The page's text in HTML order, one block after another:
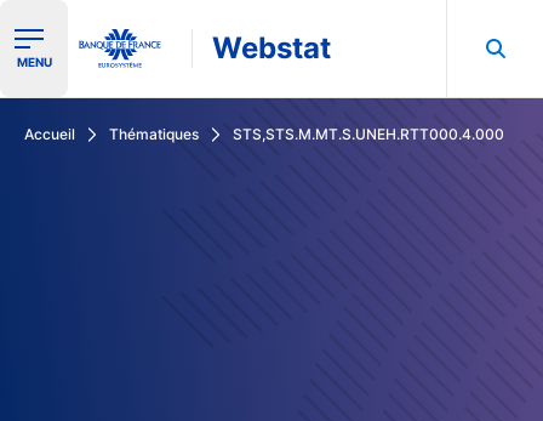
Ouvrir le menu de navigation
MENU Webstat
Accueil Thématiques STS,STS.M.MT.S.UNEH.RTT000.4.000